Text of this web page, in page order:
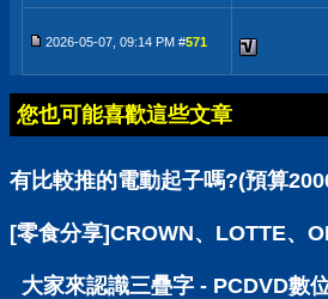
2026-05-07, 09:14 PM #571
您也可能喜歡這些文章
有比較推的電動起子嗎?(預算
[零食分享]CROWN、LOTTE、
大家來認識三疊字 - PCDVD數